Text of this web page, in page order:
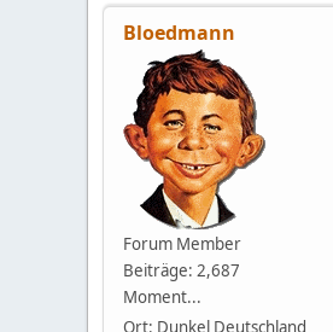
Bloedmann
Forum Member
Beiträge: 2,687
Moment...
Ort: Dunkel Deutschland